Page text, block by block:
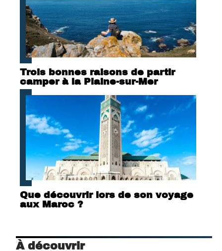
Trois bonnes raisons de partir
camper à la Plaine-sur-Mer
Que découvrir lors de son voyage
aux Maroc ?
À découvrir